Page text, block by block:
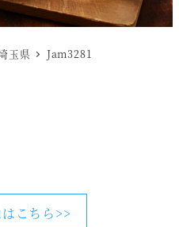
玉県 Jam3281
こちら>>